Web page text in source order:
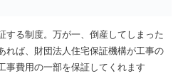
する制度。万が一、倒産してしまった
れば、財団法人住宅保証機構が工事の
事費用の一部を保証してくれます